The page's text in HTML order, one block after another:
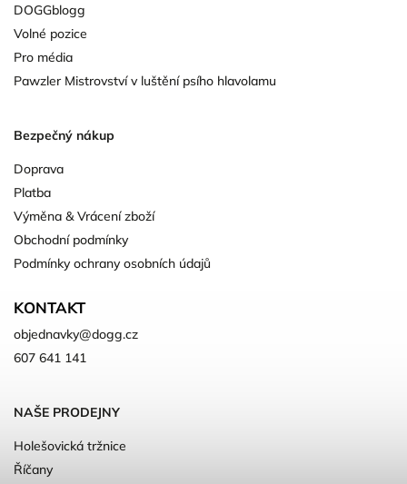
DOGGblogg
Volné pozice
Pro média
Pawzler Mistrovství v luštění psího hlavolamu
Bezpečný nákup
Doprava
Platba
Výměna & Vrácení zboží
Obchodní podmínky
Podmínky ochrany osobních údajů
KONTAKT
objednavky@dogg.cz
607 641 141
NAŠE PRODEJNY
Holešovická tržnice
Říčany